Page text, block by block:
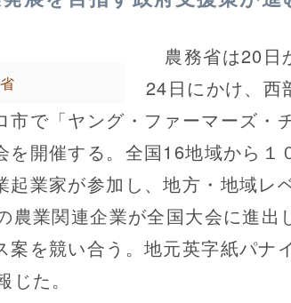
農務省は20日
24日にかけ、西
市で「ヤング・ファーマーズ・
を開催する。全国16地域から１
起業家が参加し、地方・地域レ
農業関連企業が全国大会に進出
案を競い合う。地元英字紙パナ
た。